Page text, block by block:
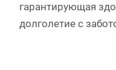
гарантирующая
долголетие c